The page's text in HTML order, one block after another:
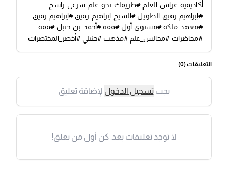
أكاديمية_غراس_العلم #طريقك_نحو_علم_شرعي_راسخ
#إبراهيم_رفيق_الطويل #الشيخ_إبراهيم_رفيق #إبراهيم_رفيق
#معهد_ملكة #مستوى_أول #فقه #أحمد_بن_حنبل #فقه
#محاضرات #مجالس_علم #مذهب #حنبلي #أخصر_المختصرات
التعليقات (0
)
يجبتسجيل الدخول لإضافة تعليق
لا توجد تعليقات بعد. كن أول من يعلق!